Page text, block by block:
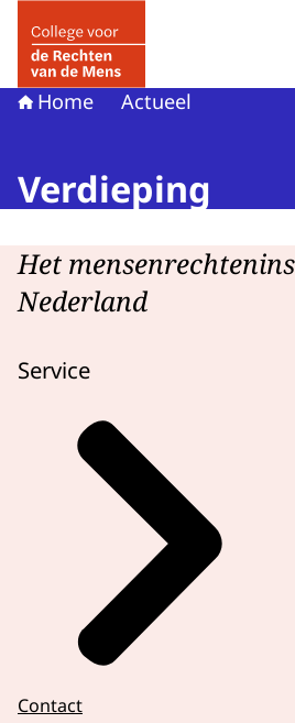
Home Actueel
Verdieping
Het
Nederland
Service
Contact